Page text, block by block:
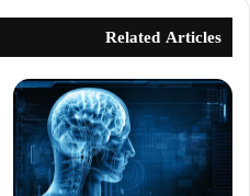
Related Articles